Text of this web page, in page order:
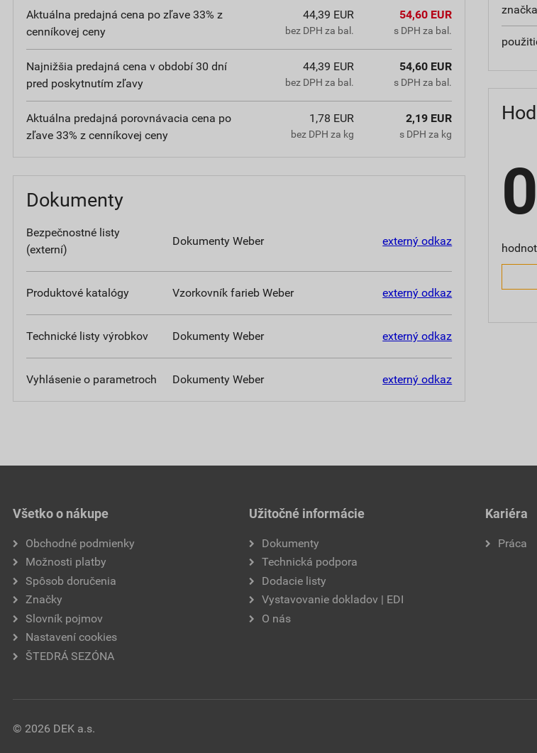
Aktuálna predajná cena po zľave 33% z
cenníkovej ceny
44,39 EUR
bez DPH za bal.
54,60 EUR
s DPH za bal.
Najnižšia predajná cena v období 30 dní
pred poskytnutím zľavy
44,39 EUR
bez DPH za bal.
54,60 EUR
s DPH za bal.
Aktuálna predajná porovnávacia cena po
zľave 33% z cenníkovej ceny
1,78 EUR
bez DPH za kg
2,19 EUR
s DPH za kg
Dokumenty
Bezpečnostné listy
(externí)
Dokumenty Weber externý odkaz
Produktové katalógy Vzorkovník farieb Weber externý odkaz
Technické listy výrobkov Dokumenty Weber externý odkaz
Vyhlásenie o parametroch Dokumenty Weber externý odkaz
značka
Všetko o nákupe
Obchodné podmienky
Možnosti platby
Spôsob doručenia
Značky
Slovník pojmov
Nastavení cookies
ŠTEDRÁ SEZÓNA
Užitočné informácie
Dokumenty
Technická podpora
Dodacie listy
Vystavovanie dokladov | EDI
O nás
Kariéra
Práca
© 2026 DEK a.s.